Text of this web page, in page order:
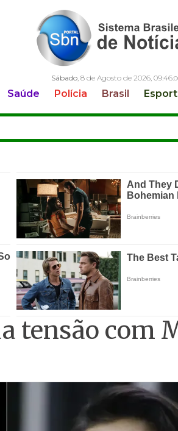
Sábado, 8 de Agosto de 2026, 09:46:
Saúde Polícia Brasil
tensão com